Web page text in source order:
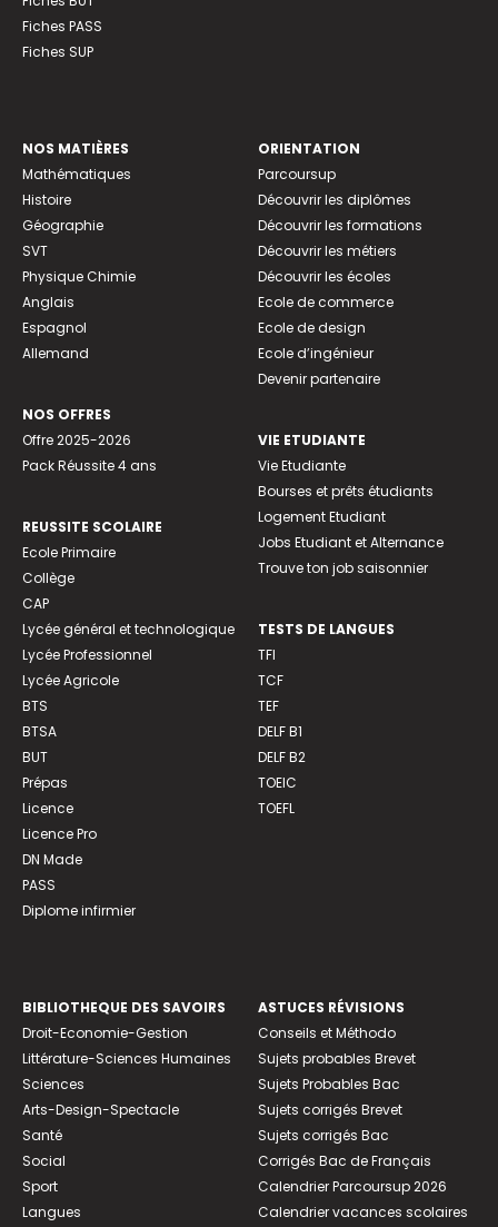
Fiches PASS
Fiches SUP
NOS MATIÈRES
Mathématiques
Histoire
Géographie
SVT
Physique Chimie
Anglais
Espagnol
Allemand
NOS OFFRES
Offre 2025-2026
Pack Réussite 4 ans
REUSSITE SCOLAIRE
Ecole Primaire
Collège
CAP
Lycée général et technologique
Lycée Professionnel
Lycée Agricole
BTS
BTSA
BUT
Prépas
Licence
Licence Pro
DN Made
PASS
Diplome infirmier
ORIENTATION
Parcoursup
Découvrir les diplômes
Découvrir les formations
Découvrir les métiers
Découvrir les écoles
Ecole de commerce
Ecole de design
Ecole d’ingénieur
Devenir partenaire
VIE ETUDIANTE
Vie Etudiante
Bourses et prêts étudiants
Logement Etudiant
Jobs Etudiant et Alternance
Trouve ton job saisonnier
TESTS DE LANGUES
TFI
TCF
TEF
DELF B1
DELF B2
TOEIC
TOEFL
BIBLIOTHEQUE DES SAVOIRS
Droit-Economie-Gestion
Littérature-Sciences Humaines
Sciences
Arts-Design-Spectacle
Santé
Social
Sport
Langues
ASTUCES RÉVISIONS
Conseils et Méthodo
Sujets probables Brevet
Sujets Probables Bac
Sujets corrigés Brevet
Sujets corrigés Bac
Corrigés Bac de Français
Calendrier Parcoursup 2026
Calendrier vacances scolaires